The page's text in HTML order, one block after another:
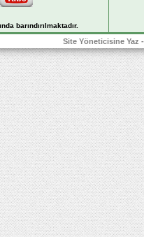
barındırılmaktadır.
Site Yöneticisine Yaz